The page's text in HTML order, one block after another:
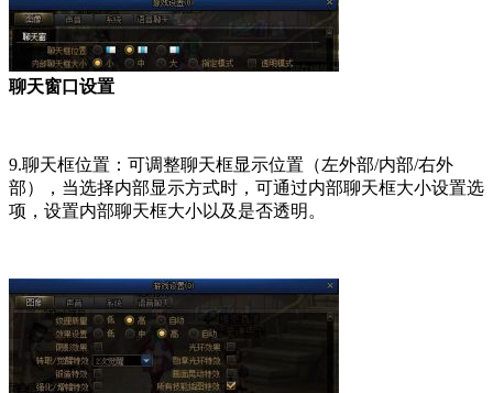
聊天窗口设置
9.聊天框位置：可调整聊天框显示位置（左外部/内部/右外
部），当选择内部显示方式时，可通过内部聊天框大小设置选
项，设置内部聊天框大小以及是否透明。